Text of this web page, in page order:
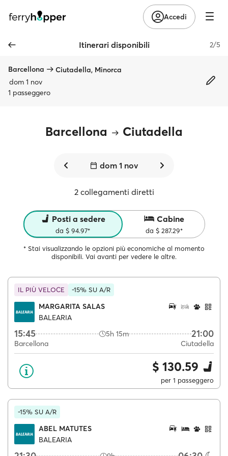
Accedi
Itinerari disponibili 2/5
Barcellona
Ciutadella, Minorca
dom 1 nov
1 passeggero
Barcellona Ciutadella
dom 1 nov
2 collegamenti diretti
Posti a sedere
da $ 94.97*
Cabine
da $ 287.29*
* Stai visualizzando le opzioni più economiche al momento
disponibili. Vai avanti per vedere le altre.
IL PIÙ VELOCE -15% SU A/R
MARGARITA SALAS
BALEARIA
15:45 5h 15m 21:00
Barcellona Ciutadella
$ 130.59
per 1 passeggero
-15% SU A/R
ABEL MATUTES
BALEARIA